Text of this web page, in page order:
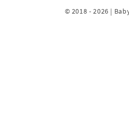
© 2018 - 2026 |